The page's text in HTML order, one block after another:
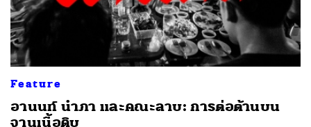
Feature
อานนท์ นำภา และคณะลาบ: การต่อต้านบน
จานเนื้อดิบ